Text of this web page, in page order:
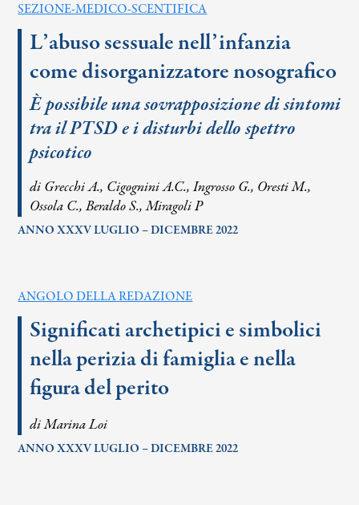
SEZIONE-MEDICO-SCENTIFICA
L’abuso sessuale nell’infanzia
come disorganizzatore nosografico
È possibile una sovrapposizione di sintomi
tra il PTSD e i disturbi dello spettro
psicotico
di Grecchi A., Cigognini A.C., Ingrosso G., Oresti M.,
Ossola C., Beraldo S., Miragoli P
ANNO XXXV LUGLIO – DICEMBRE 2022
ANGOLO DELLA REDAZIONE
Significati archetipici e simbolici
nella perizia di famiglia e nella
figura del perito
di Marina Loi
ANNO XXXV LUGLIO – DICEMBRE 2022